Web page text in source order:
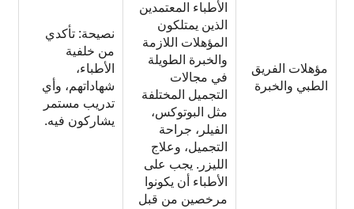
مؤهلات الفريق
الطبي والخبرة
الأطباء المعتمدين
الذين يمتلكون
المؤهلات اللازمة
والخبرة الطويلة
في مجالات
التجميل المختلفة
مثل البوتوكس،
الفيلر، جراحة
التجميل، وعلاج
الليزر. يجب على
الأطباء أن يكونوا
مرخصين من قبل
نصيحة: تأكدي
من خلفية
الأطباء،
شهاداتهم، وأي
تدريب مستمر
يشاركون فيه.